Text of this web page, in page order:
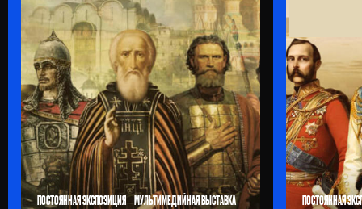
ПОСТОЯННАЯ ЭКСПОЗИЦИЯ МУЛЬТИМЕДИЙНАЯ ВЫСТАВКА ПОСТОЯННАЯ